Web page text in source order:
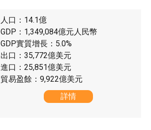
人口：14.1億
GDP：1,349,084億元人民幣
GDP實質增長：5.0%
出口：35,772億美元
進口：25,851億美元
貿易盈餘：9,922億美元
詳情